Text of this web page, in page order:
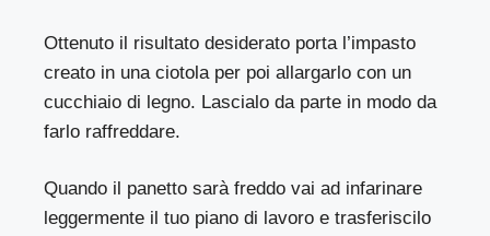
Ottenuto il risultato desiderato porta l’impasto
creato in una ciotola per poi allargarlo con un
cucchiaio di legno. Lascialo da parte in modo da
farlo raffreddare.
Quando il panetto sarà freddo vai ad infarinare
leggermente il tuo piano di lavoro e trasferiscilo